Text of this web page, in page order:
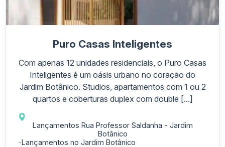
Puro Casas Inteligentes
Com apenas 12 unidades residenciais, o Puro Casas
Inteligentes é um oásis urbano no coração do
Jardim Botânico. Studios, apartamentos com 1 ou 2
quartos e coberturas duplex com double [...]
Lançamentos Rua Professor Saldanha - Jardim
Botânico
-Lançamentos no Jardim Botânico